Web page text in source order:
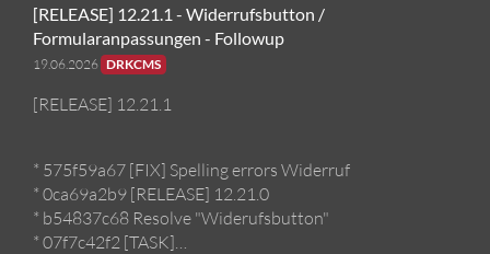
[RELEASE] 12.21.1 - Widerrufsbutton /
Formularanpassungen - Followup
19.06.2026 DRKCMS
[RELEASE] 12.21.1
* 575f59a67 [FIX] Spelling errors Widerruf
* 0ca69a2b9 [RELEASE] 12.21.0
* b54837c68 Resolve "Widerufsbutton"
* 07f7c42f2 [TASK]…